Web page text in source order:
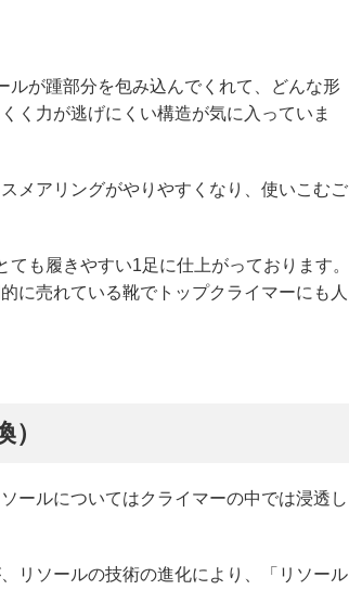
ルが踵部分を包み込んでくれて、どんな形
く力が逃げにくい構造が気に入っていま
メアリングがやりやすくなり、使いこむご
も履きやすい1足に仕上がっております。
に売れている靴でトップクライマーにも人
ールについてはクライマーの中では浸透し
リソールの技術の進化により、「リソール